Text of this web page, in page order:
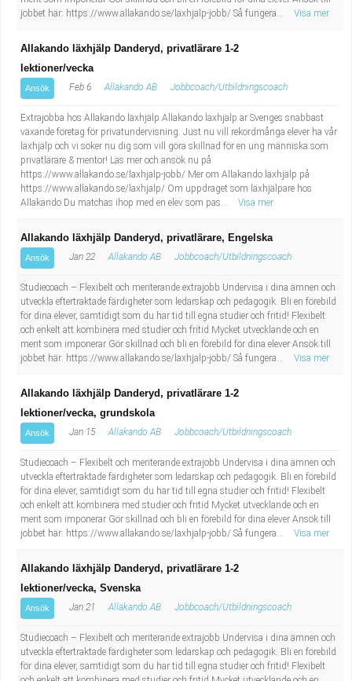
jobbet här: https://www.allakando.se/laxhjalp-jobb/ Så fungera...
Visa mer
Allakando läxhjälp Danderyd, privatlärare 1-2
lektioner/vecka
Ansök Feb 6 Allakando AB Jobbcoach/Utbildningscoach
Extrajobba hos Allakando läxhjälp Allakando läxhjälp är Sveriges snabbast
växande företag för privatundervisning. Just nu vill rekordmånga elever ha vår
läxhjälp och vi söker nu dig som vill göra skillnad för en ung människa som
privatlärare & mentor! Läs mer och ansök nu på
https://www.allakando.se/laxhjalp-jobb/ Mer om Allakando läxhjälp på
https://www.allakando.se/laxhjalp/ Om uppdraget som läxhjälpare hos
Allakando Du matchas ihop med en elev som pas...
Visa mer
Allakando läxhjälp Danderyd, privatlärare, Engelska
Ansök Jan 22 Allakando AB Jobbcoach/Utbildningscoach
Studiecoach – Flexibelt och meriterande extrajobb Undervisa i dina ämnen och
utveckla eftertraktade färdigheter som ledarskap och pedagogik. Bli en förebild
för dina elever, samtidigt som du har tid till egna studier och fritid! Flexibelt
och enkelt att kombinera med studier och fritid Mycket utvecklande och en
merit som imponerar Gör skillnad och bli en förebild för dina elever Ansök till
jobbet här: https://www.allakando.se/laxhjalp-jobb/ Så fungera...
Visa mer
Allakando läxhjälp Danderyd, privatlärare 1-2
lektioner/vecka, grundskola
Ansök Jan 15 Allakando AB Jobbcoach/Utbildningscoach
Studiecoach – Flexibelt och meriterande extrajobb Undervisa i dina ämnen och
utveckla eftertraktade färdigheter som ledarskap och pedagogik. Bli en förebild
för dina elever, samtidigt som du har tid till egna studier och fritid! Flexibelt
och enkelt att kombinera med studier och fritid Mycket utvecklande och en
merit som imponerar Gör skillnad och bli en förebild för dina elever Ansök till
jobbet här: https://www.allakando.se/laxhjalp-jobb/ Så fungera...
Visa mer
Allakando läxhjälp Danderyd, privatlärare 1-2
lektioner/vecka, Svenska
Ansök Jan 21 Allakando AB Jobbcoach/Utbildningscoach
Studiecoach – Flexibelt och meriterande extrajobb Undervisa i dina ämnen och
utveckla eftertraktade färdigheter som ledarskap och pedagogik. Bli en förebild
för dina elever, samtidigt som du har tid till egna studier och fritid! Flexibelt